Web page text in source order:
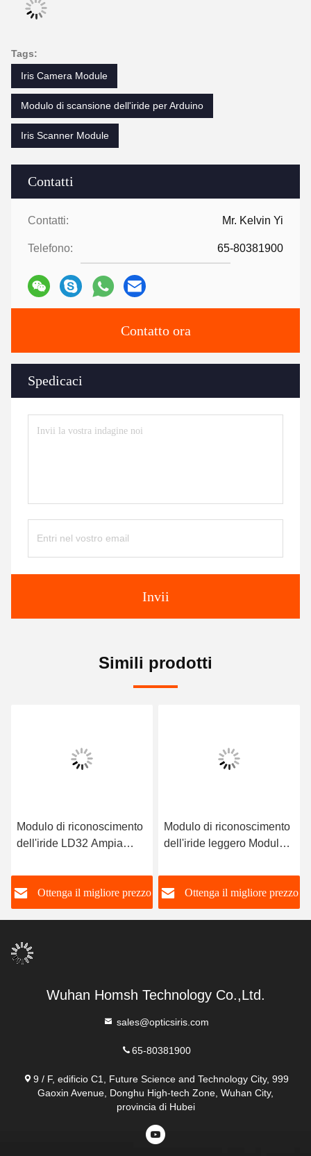
Contatti
Contatti: Mr. Kelvin Yi
Telefono: 65-80381900
Contatto ora
Spedicaci
Invii
Tags:
Iris Camera Module
Modulo di scansione dell'iride per Arduino
Iris Scanner Module
Simili prodotti
Modulo di riconoscimento
dell'iride LD32 Ampia
Facile integrazione
Ottenga il migliore prezzo
Modulo di riconoscimento
dell'iride leggero Modulo
ISO9001
Ottenga il migliore prezzo
Wuhan Homsh Technology Co.,Ltd.
sales@opticsiris.com
65-80381900
9 / F, edificio C1, Future Science and Technology City, 999
Gaoxin Avenue, Donghu High-tech Zone, Wuhan City,
provincia di Hubei